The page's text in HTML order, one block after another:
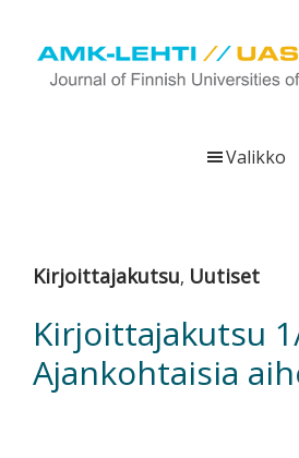
Hyppää
pääsisältöön
Hyppää
ensisijaiseen
Hyppää
alatunnisteeseen
viestittää
tutkimus-,
kehittämis-
Valikko
Kirjoittajakutsu, Uutiset
Kirjoittajakutsu
Ajankohtaisia